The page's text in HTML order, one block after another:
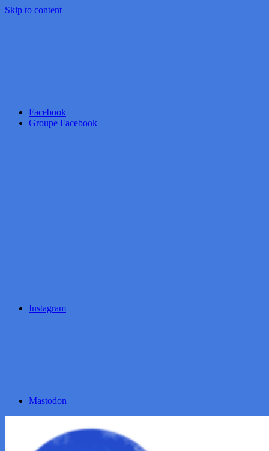
Skip to content
Facebook
Groupe Facebook
Instagram
Mastodon